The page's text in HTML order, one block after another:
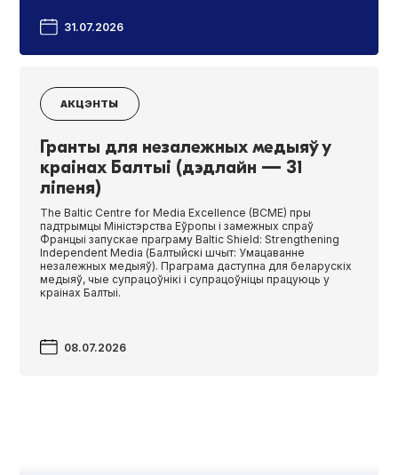
31.07.2026
АКЦЭНТЫ
Гранты для незалежных медыяў у
краінах Балтыі (дэдлайн — 31
ліпеня)
The Baltic Cen­tre for Media Excel­lence (BCME) пры
падтрымцы Міністэрства Еўропы і замежных спраў
Францыі запускае праграму Baltic Shield: Strength­en­ing
Inde­pen­dent Media (Балтыйскі шчыт: Умацаванне
незалежных медыяў). Праграма даступна для беларускіх
медыяў, чые супрацоўнікі і супрацоўніцы працуюць у
краінах Балтыі.
08.07.2026